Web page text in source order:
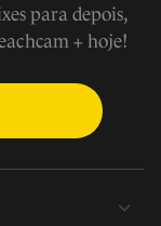
para depois,
+ hoje!